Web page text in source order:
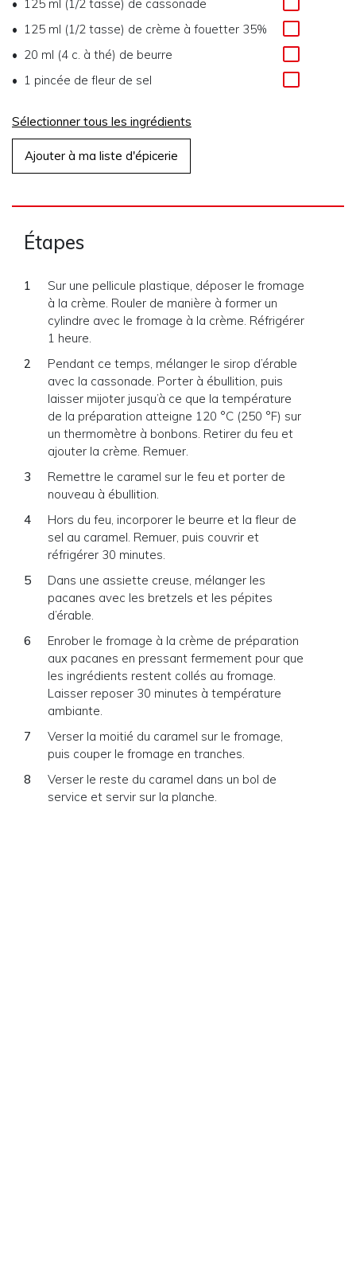
125 ml (1/2 tasse) de cassonade
125 ml (1/2 tasse) de crème à fouetter 35%
20 ml (4 c. à thé) de beurre
1 pincée de fleur de sel
Sélectionner tous les ingrédients
Ajouter à ma liste d'épicerie
Étapes
Sur une pellicule plastique, déposer le fromage
à la crème. Rouler de manière à former un
cylindre avec le fromage à la crème. Réfrigérer
1 heure.
Pendant ce temps, mélanger le sirop d’érable
avec la cassonade. Porter à ébullition, puis
laisser mijoter jusqu’à ce que la température
de la préparation atteigne 120 °C (250 °F) sur
un thermomètre à bonbons. Retirer du feu et
ajouter la crème. Remuer.
Remettre le caramel sur le feu et porter de
nouveau à ébullition.
Hors du feu, incorporer le beurre et la fleur de
sel au caramel. Remuer, puis couvrir et
réfrigérer 30 minutes.
Dans une assiette creuse, mélanger les
pacanes avec les bretzels et les pépites
d’érable.
Enrober le fromage à la crème de préparation
aux pacanes en pressant fermement pour que
les ingrédients restent collés au fromage.
Laisser reposer 30 minutes à température
ambiante.
Verser la moitié du caramel sur le fromage,
puis couper le fromage en tranches.
Verser le reste du caramel dans un bol de
service et servir sur la planche.